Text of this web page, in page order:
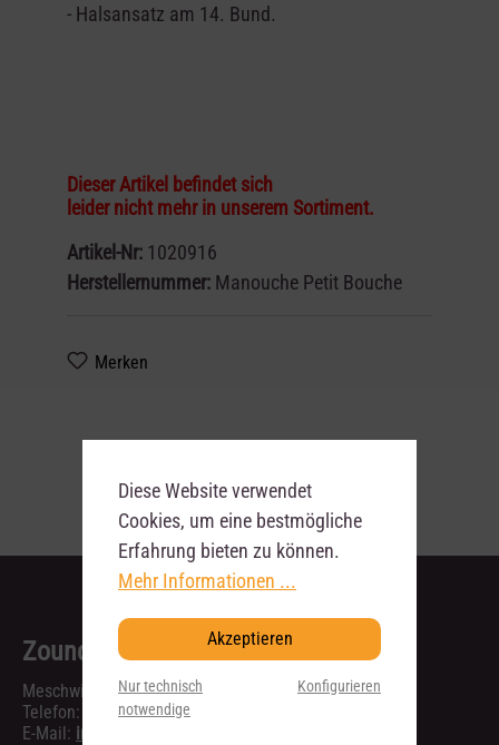
- Halsansatz am 14. Bund.
Dieser Artikel befindet sich
leider nicht mehr in unserem Sortiment.
Artikel-Nr: 1020916
Herstellernummer: Manouche Petit Bouche
Merken
Zoundhouse Dresden
Meschwitzstr. 6, 01099 Dresden
Telefon:
0351 40768110
E-Mail: info@zoundhouse.de
Diese Website verwendet
Cookies, um eine bestmögliche
Erfahrung bieten zu können.
Mehr Informationen ...
Akzeptieren
Nur technisch
notwendige
Konfigurieren